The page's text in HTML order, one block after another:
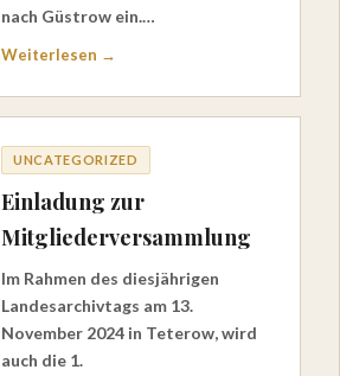
nach Güstrow ein.…
Weiterlesen →
UNCATEGORIZED
Einladung zur
Mitgliederversammlung
Im Rahmen des diesjährigen
Landesarchivtags am 13.
November 2024 in Teterow, wird
auch die 1.